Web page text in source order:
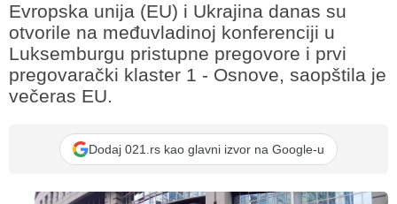
Evropska unija (EU) i Ukrajina danas su
otvorile na međuvladinoj konferenciji u
Luksemburgu pristupne pregovore i prvi
pregovarački klaster 1 - Osnove, saopštila je
večeras EU.
Dodaj 021.rs kao glavni izvor na Google-u